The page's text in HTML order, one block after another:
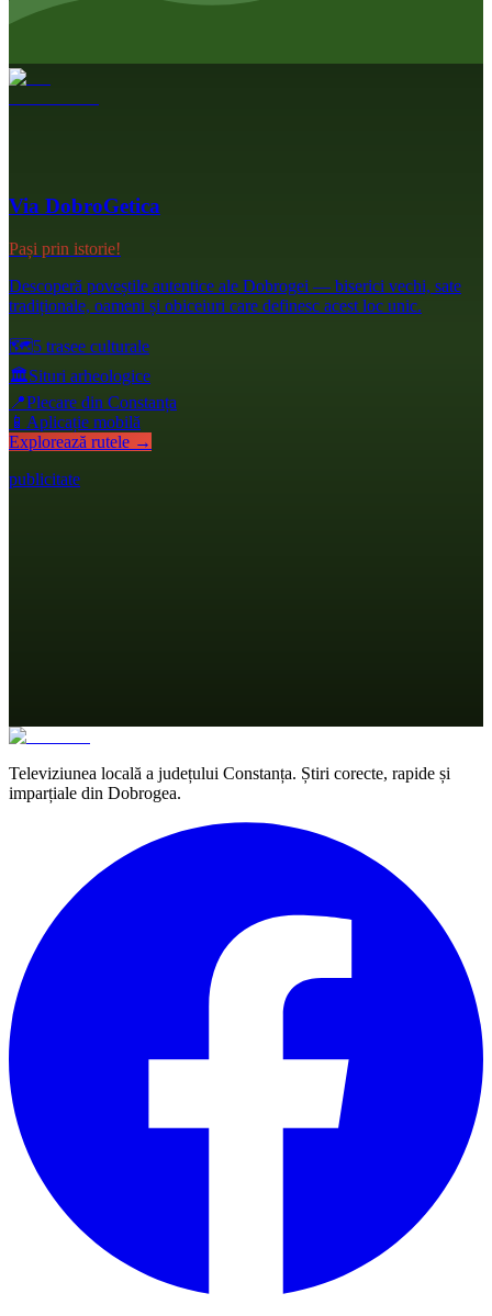
Via DobroGetica
Pași prin istorie!
Descoperă poveștile autentice ale Dobrogei — biserici vechi, sate
tradiționale, oameni și obiceiuri care definesc acest loc unic.
🗺️5 trasee culturale
🏛️Situri arheologice
📍Plecare din Constanța
📱 Aplicație mobilă
Explorează rutele →
publicitate
Televiziunea locală a județului Constanța. Știri corecte, rapide și
imparțiale din Dobrogea.